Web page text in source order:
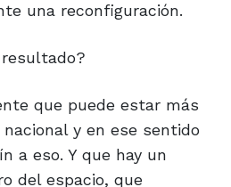
una reconfiguración.
que puede estar más
y en ese sentido
a eso. Y que hay un
del espacio, que